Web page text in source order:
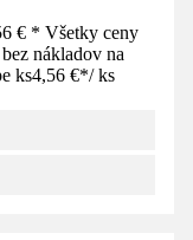
€ * Všetky ceny
nákladov na
ks4,56 €*/ ks